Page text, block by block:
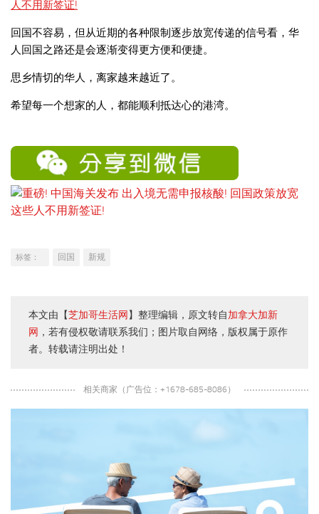
回国不容易，但从近期的各种限制逐步放宽传递的信号看，华
人回国之路还是会逐渐变得更方便和便捷。
思乡情切的华人，离家越来越近了。
希望每一个想家的人，都能顺利抵达心的港湾。
标签： 回国 新规
本文由【芝加哥生活网 】整理编辑，原文转自 加拿大加新
网 ，若有侵权敬请联系我们；图片取自网络，版权属于原作
者。转载请注明出处！
相关商家（广告位：+1678-685-8086）